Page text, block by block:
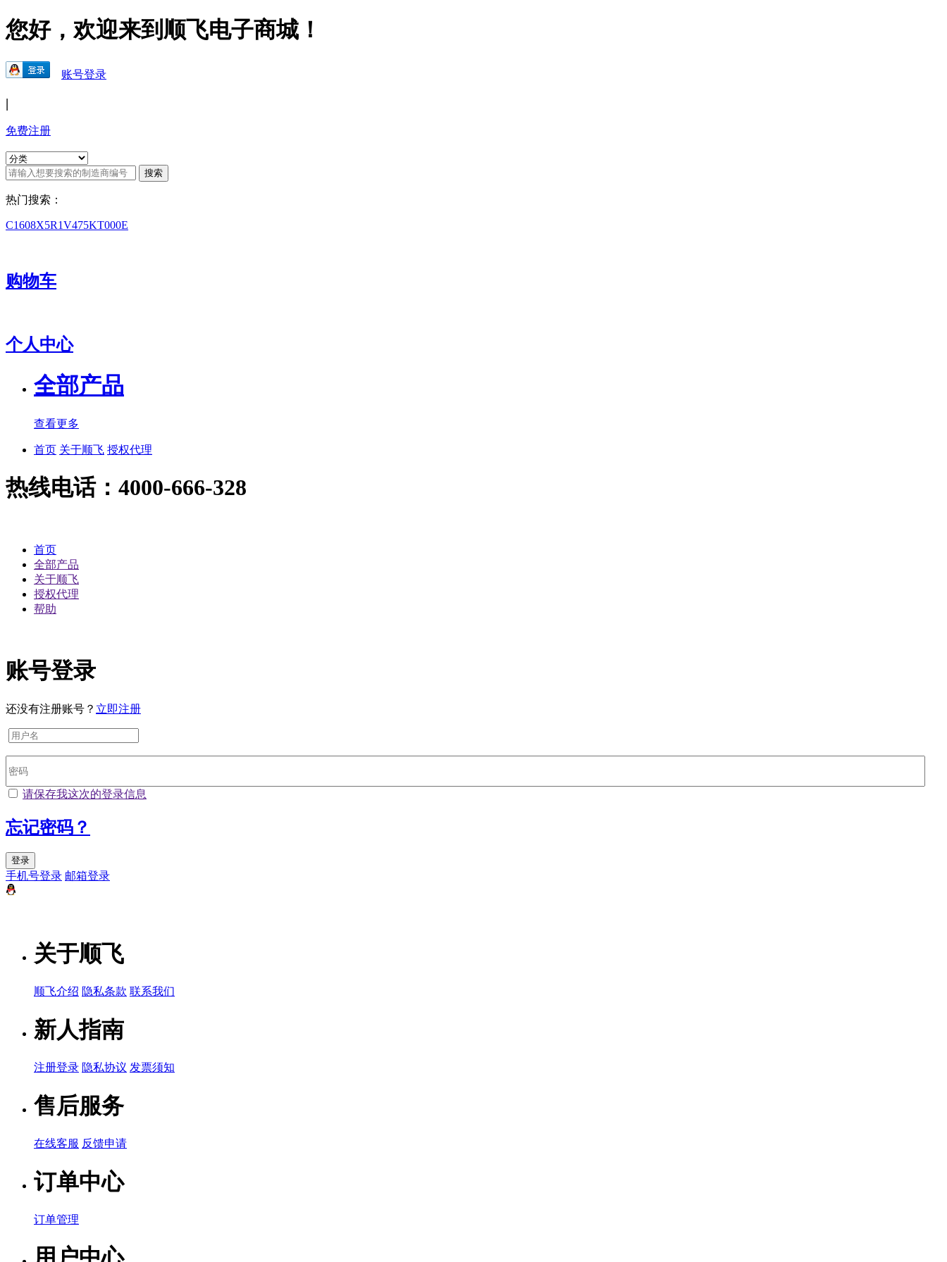
您好，欢迎来到顺飞电子商城！
账号登录
|
免费注册
热门搜索：
C1608X5R1V475KT000E
购物车
个人中心
全部产品
查看更多
首页 关于顺飞 授权代理
热线电话：4000-666-328
首页
全部产品
关于顺飞
授权代理
帮助
账号登录
还没有注册账号？ 立即注册
请保存我这次的登录信息
忘记密码？
登录
手机号登录 邮箱登录
关于顺飞
顺飞介绍 隐私条款 联系我们
新人指南
注册登录 隐私协议 发票须知
售后服务
在线客服 反馈申请
订单中心
订单管理